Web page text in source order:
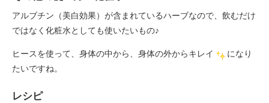
アルブチン（美白効果）が含まれているハーブなので、飲むだけ
ではなく化粧水としても使いたいもの♪
ヒースを使って、身体の中から、身体の外からキレイ
になり
たいですね。
レシピ